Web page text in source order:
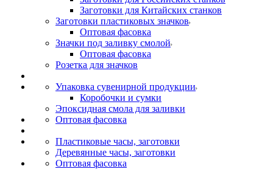
Заготовки для Китайских станков
Заготовки пластиковых значков
Оптовая фасовка
Значки под заливку смолой
Оптовая фасовка
Розетка для значков
Упаковка сувенирной продукции
Коробочки и сумки
Эпоксидная смола для заливки
Оптовая фасовка
Пластиковые часы, заготовки
Деревянные часы, заготовки
Оптовая фасовка